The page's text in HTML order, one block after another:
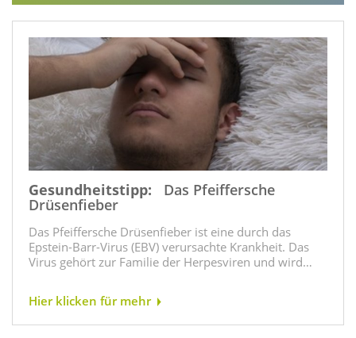
Gesundheitstipp: Das Pfeiffersche
Drüsenfieber
Das Pfeiffersche Drüsenfieber ist eine durch das
Epstein-Barr-Virus (EBV) verursachte Krankheit. Das
Virus gehört zur Familie der Herpesviren und wird…
Hier klicken für mehr